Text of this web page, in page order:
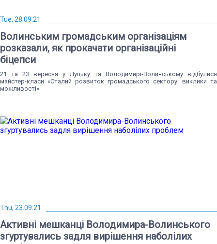
Tue, 28.09.21
Волинським громадським організаціям
розказали, як прокачати організаційні
біцепси
21 та 23 вересня у Луцьку та Володимирі-Волинському відбулися
майстер-класи «Сталий розвиток громадського сектору: виклики та
можливості»
Thu, 23.09.21
Активні мешканці Володимира-Волинського
згуртувались задля вирішення наболілих